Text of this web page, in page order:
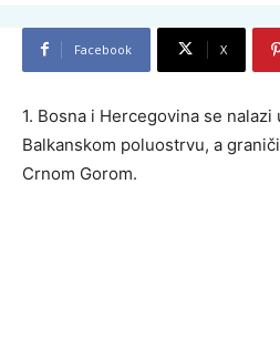
Facebook X
1. Bosna i Hercegovina se
Balkanskom poluostrvu, a
Crnom Gorom.